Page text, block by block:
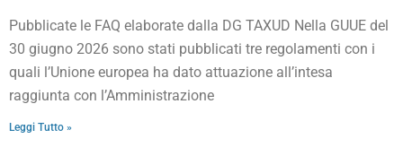
Pubblicate le FAQ elaborate dalla DG TAXUD Nella GUUE del
30 giugno 2026 sono stati pubblicati tre regolamenti con i
quali l’Unione europea ha dato attuazione all’intesa
raggiunta con l’Amministrazione
Leggi Tutto »